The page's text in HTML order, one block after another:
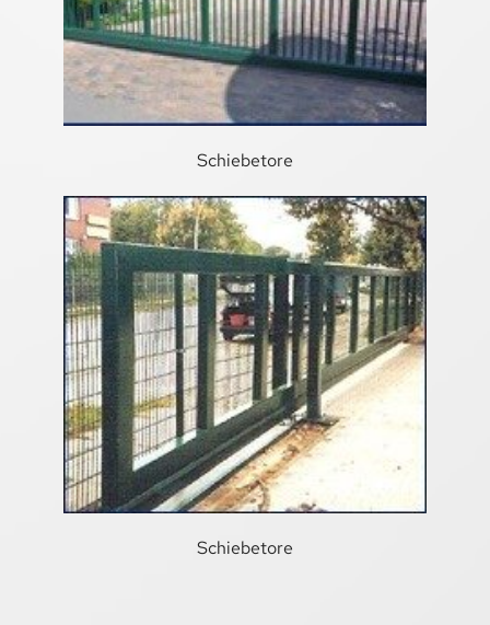
KLÖPPERBÖDEN
FITTINGS
FITTINGS-TECHNIK
UNTERNEHMEN
REFERENZEN
ONLINESHOP
KONTAKT
ANSPRECHPARTNER
NEWS
Schiebetore
Schiebetore